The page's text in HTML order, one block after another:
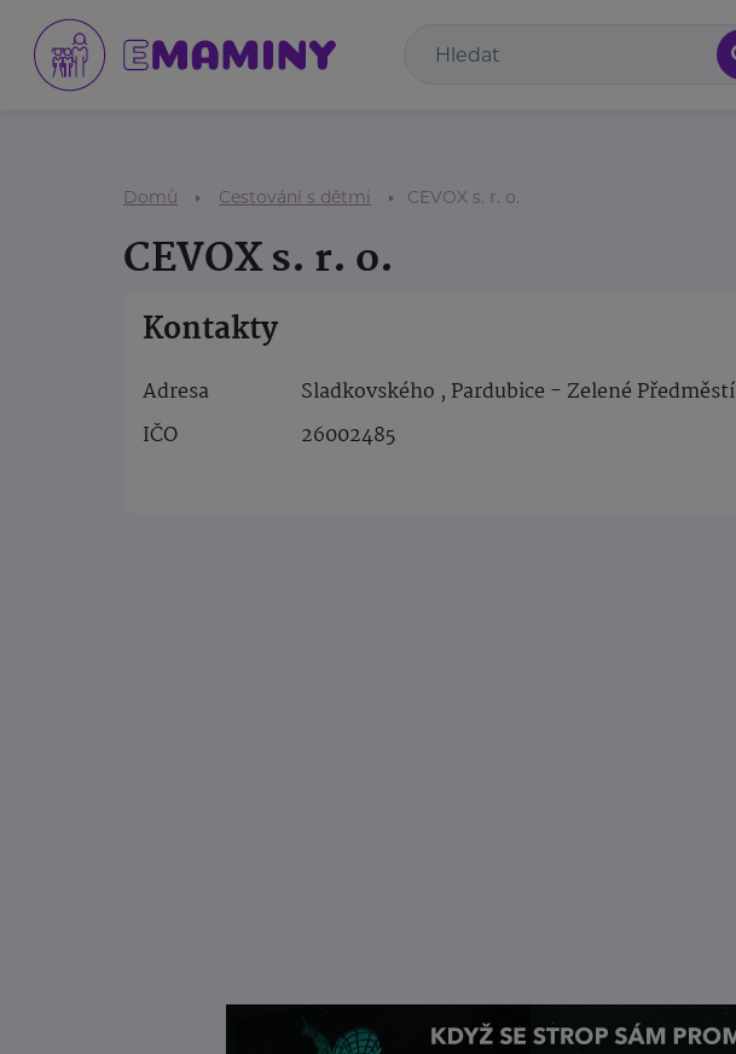
Domů Cestování s dětmi CEVOX s. r. o.
CEVOX s. r. o.
Kontakty
Adresa
Sladkovského , Pardubice - Zelené Předměstí
IČO
26002485